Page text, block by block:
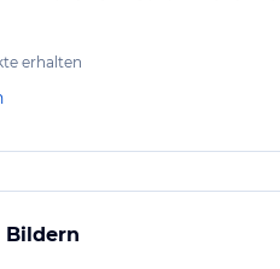
beim…
erhalten
Bildern